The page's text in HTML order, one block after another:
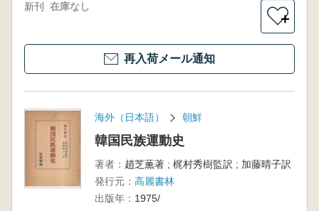
新刊 在庫なし
＋
再入荷メール通知
海外（日本語） 朝鮮
韓国民族運動史
著者： 趙芝薫著 ; 梶村秀樹監訳 ; 加藤晴子訳
発行元： 高麗書林
出版年： 1975/